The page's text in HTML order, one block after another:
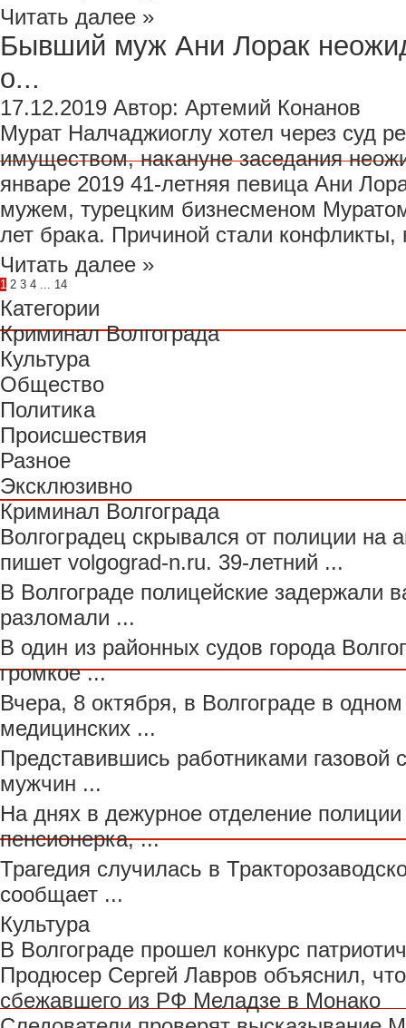
Читать далее »
Бывший муж Ани Лорак
о...
17.12.2019 Автор: Артемий Конанов
Мурат Налчаджиоглу хотел через суд
имуществом, накануне заседания
январе 2019 41-летняя певица Ани
мужем, турецким бизнесменом
лет брака. Причиной стали
Читать далее »
1 2 3 4 ... 14
Категории
Криминал Волгограда
Культура
Общество
Политика
Происшествия
Разное
Эксклюзивно
Криминал Волгограда
Волгоградец скрывался от полиции на
пишет volgograd-n.ru. 39-летний ...
В Волгограде полицейские задержали
разломали ...
В один из районных судов города
громкое ...
Вчера, 8 октября, в Волгограде в
медицинских ...
Представившись работниками газовой
мужчин ...
На днях в дежурное отделение
пенсионерка, ...
Трагедия случилась в
сообщает ...
Культура
В Волгограде прошел конкурс
Продюсер Сергей Лавров объяснил,
сбежавшего из РФ Меладзе в Монако